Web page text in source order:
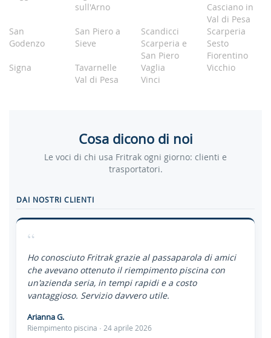
sull'Arno
Casciano in
Val di Pesa
San
Godenzo
San Piero a
Sieve
Scandicci
Scarperia
Scarperia e
San Piero
Sesto
Fiorentino
Signa
Tavarnelle
Val di Pesa
Vaglia
Vicchio
Vinci
Cosa dicono di noi
Le voci di chi usa Fritrak ogni giorno: clienti e
trasportatori.
DAI NOSTRI CLIENTI
“
Ho conosciuto Fritrak grazie al passaparola di amici
che avevano ottenuto il riempimento piscina con
un'azienda seria, in tempi rapidi e a costo
vantaggioso. Servizio davvero utile.
Arianna G.
Riempimento piscina · 24 aprile 2026